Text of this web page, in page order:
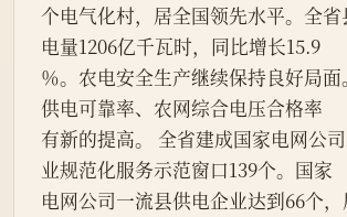
个电气化村，居全国领先水平。全
电量1206亿千瓦时，同比增长15.9
％。农电安全生产继续保持良好局
供电可靠率、农网综合电压合格率
有新的提高。 全省建成国家电网公
业规范化服务示范窗口139个。国家
电网公司一流县供电企业达到66个